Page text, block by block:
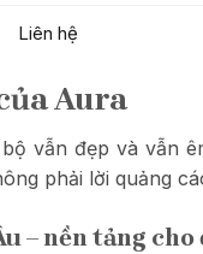
Liên hệ
Aura
vẫn đẹp và vẫn
phải lời quảng
– nền tảng cho